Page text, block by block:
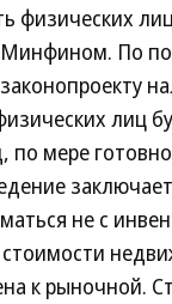
физических
По
лиц
по мере
не с
стоимости
к рыночной.